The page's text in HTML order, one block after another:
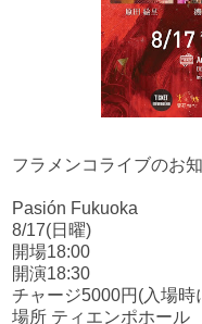
フラメンコライブのお
Pasión Fukuoka
8/17(日曜)
開場18:00
開演18:30
チャージ5000円(入場
場所 ティエンポホール